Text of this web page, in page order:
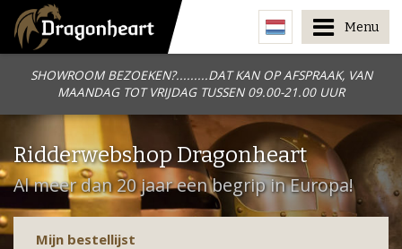
SHOWROOM BEZOEKEN?.........DAT KAN OP AFSPRAAK, VAN
MAANDAG TOT VRIJDAG TUSSEN 09.00-21.00 UUR
Menu
Ridderwebshop Dragonheart
Al meer dan 20 jaar een begrip in Europa!
Mijn bestellijst